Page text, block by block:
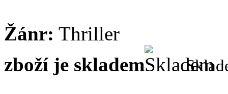
Žánr: Thriller
zboží je skladem